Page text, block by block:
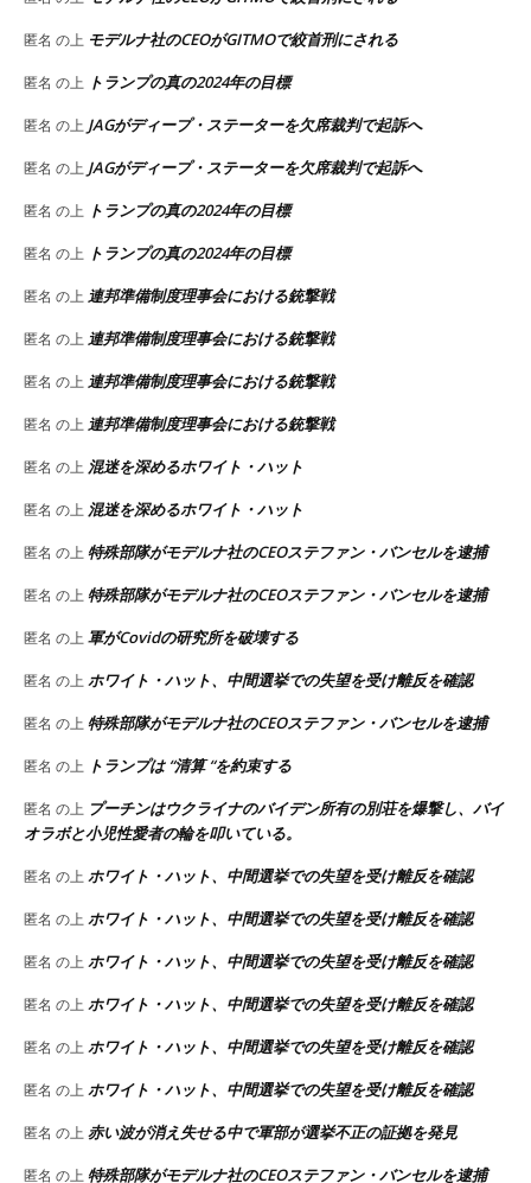
匿名 の上 モデルナ社のCEOがGITMOで絞首刑にされる
匿名 の上 トランプの真の2024年の目標
匿名 の上 JAGがディープ・ステーターを欠席裁判で起訴へ
匿名 の上 JAGがディープ・ステーターを欠席裁判で起訴へ
匿名 の上 トランプの真の2024年の目標
匿名 の上 トランプの真の2024年の目標
匿名 の上 連邦準備制度理事会における銃撃戦
匿名 の上 連邦準備制度理事会における銃撃戦
匿名 の上 連邦準備制度理事会における銃撃戦
匿名 の上 連邦準備制度理事会における銃撃戦
匿名 の上 混迷を深めるホワイト・ハット
匿名 の上 混迷を深めるホワイト・ハット
匿名 の上 特殊部隊がモデルナ社のCEOステファン・バンセルを逮捕
匿名 の上 特殊部隊がモデルナ社のCEOステファン・バンセルを逮捕
匿名 の上 軍がCovidの研究所を破壊する
匿名 の上 ホワイト・ハット、中間選挙での失望を受け離反を確認
匿名 の上 特殊部隊がモデルナ社のCEOステファン・バンセルを逮捕
匿名 の上 トランプは “清算 “を約束する
匿名 の上 プーチンはウクライナのバイデン所有の別荘を爆撃し、バイ
オラボと小児性愛者の輪を叩いている。
匿名 の上 ホワイト・ハット、中間選挙での失望を受け離反を確認
匿名 の上 ホワイト・ハット、中間選挙での失望を受け離反を確認
匿名 の上 ホワイト・ハット、中間選挙での失望を受け離反を確認
匿名 の上 ホワイト・ハット、中間選挙での失望を受け離反を確認
匿名 の上 ホワイト・ハット、中間選挙での失望を受け離反を確認
匿名 の上 ホワイト・ハット、中間選挙での失望を受け離反を確認
匿名 の上 赤い波が消え失せる中で軍部が選挙不正の証拠を発見
匿名 の上 特殊部隊がモデルナ社のCEOステファン・バンセルを逮捕